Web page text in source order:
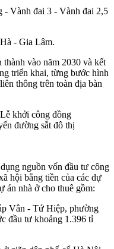
Vành đai 3 - Vành đai 2,5
- Gia Lâm.
vào năm 2030 và kết
triển khai, từng bước hình
thông trên toàn địa bàn
nguồn vốn đầu tư công
hội bằng tiền của các dự
án nhà ở cho thuê gồm:
Vân - Tứ Hiệp, phường
đầu tư khoảng 1.396 tỉ